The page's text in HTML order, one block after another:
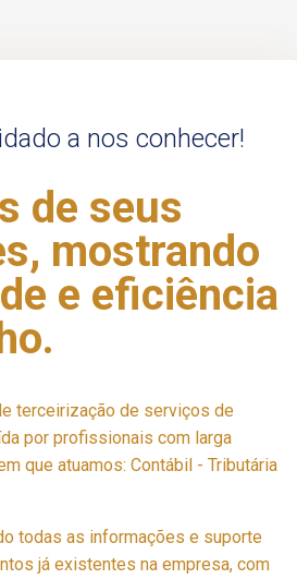
a nos conhecer!
de seus
mostrando
e eficiência
terceirização de serviços de
por profissionais com larga
que atuamos: Contábil - Tributária
todas as informações e suporte
já existentes na empresa, com